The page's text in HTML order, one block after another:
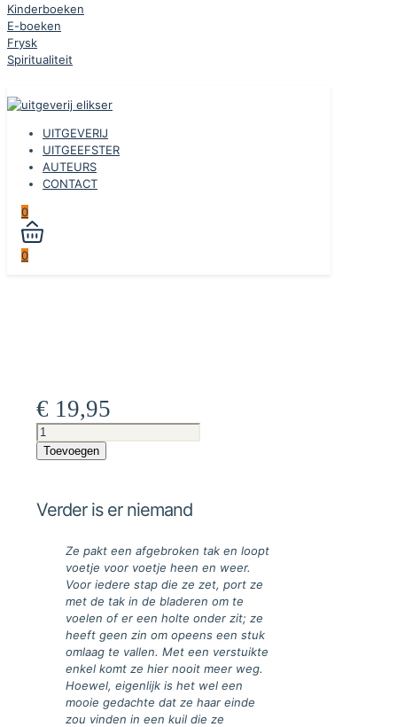
Kinderboeken
E-boeken
Frysk
Spiritualiteit
UITGEVERIJ
UITGEEFSTER
AUTEURS
CONTACT
0
0
€ 19,95
Verder
is
er
Toevoegen
Verder is er niemand
Ze pakt een afgebroken tak en loopt
voetje voor voetje heen en weer.
Voor iedere stap die ze zet, port ze
met de tak in de bladeren om te
voelen of er een holte onder zit; ze
heeft geen zin om opeens een stuk
omlaag te vallen. Met een verstuikte
enkel komt ze hier nooit meer weg.
Hoewel, eigenlijk is het wel een
mooie gedachte dat ze haar einde
zou vinden in een kuil die ze